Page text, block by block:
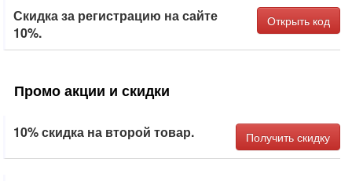
Скидка за регистрацию на сайте
10%.
Открыть код
Промо акции и скидки
10% скидка на второй товар. Получить скидку